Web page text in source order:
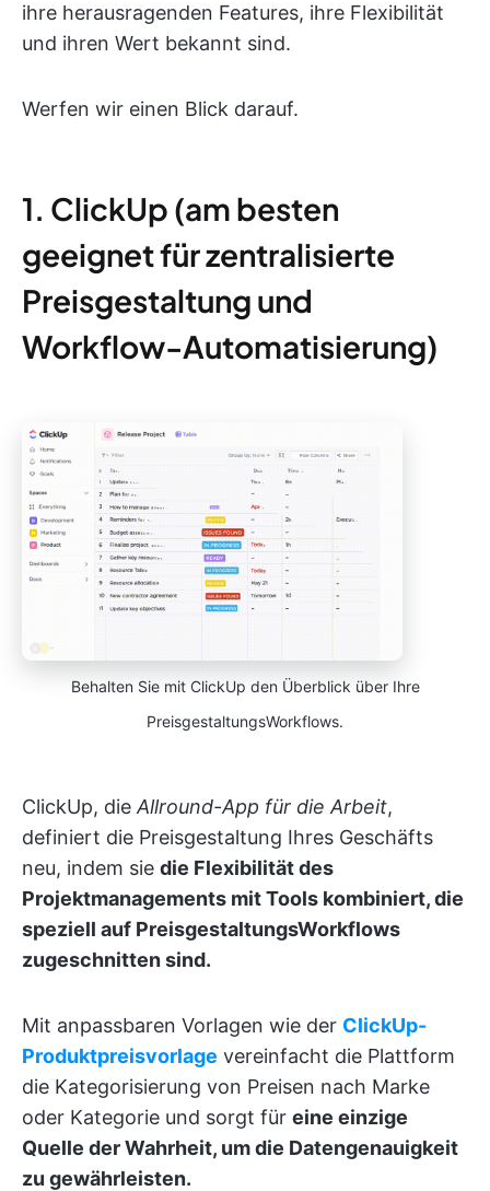
ihre herausragenden Features, ihre Flexibilität
und ihren Wert bekannt sind.
Werfen wir einen Blick darauf.
1. ClickUp (am besten
geeignet für zentralisierte
Preisgestaltung und
Workflow-Automatisierung)
Behalten Sie mit ClickUp den Überblick über Ihre
PreisgestaltungsWorkflows.
ClickUp, die Allround-App für die Arbeit,
definiert die Preisgestaltung Ihres Geschäfts
neu, indem sie die Flexibilität des
Projektmanagements mit Tools kombiniert, die
speziell auf PreisgestaltungsWorkflows
zugeschnitten sind.
Mit anpassbaren Vorlagen wie der ClickUp-
Produktpreisvorlage vereinfacht die Plattform
die Kategorisierung von Preisen nach Marke
oder Kategorie und sorgt für eine einzige
Quelle der Wahrheit, um die Datengenauigkeit
zu gewährleisten.